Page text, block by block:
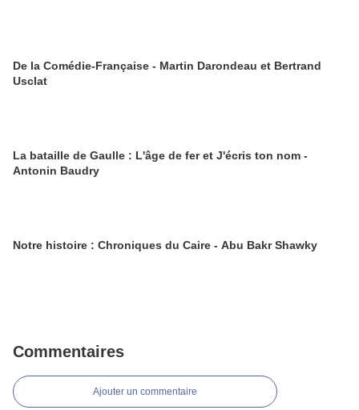
De la Comédie-Française - Martin Darondeau et Bertrand
Usclat
La bataille de Gaulle : L'âge de fer et J'écris ton nom -
Antonin Baudry
Notre histoire : Chroniques du Caire - Abu Bakr Shawky
Commentaires
Ajouter un commentaire